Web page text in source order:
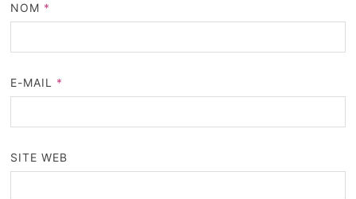
NOM *
E-MAIL *
SITE WEB